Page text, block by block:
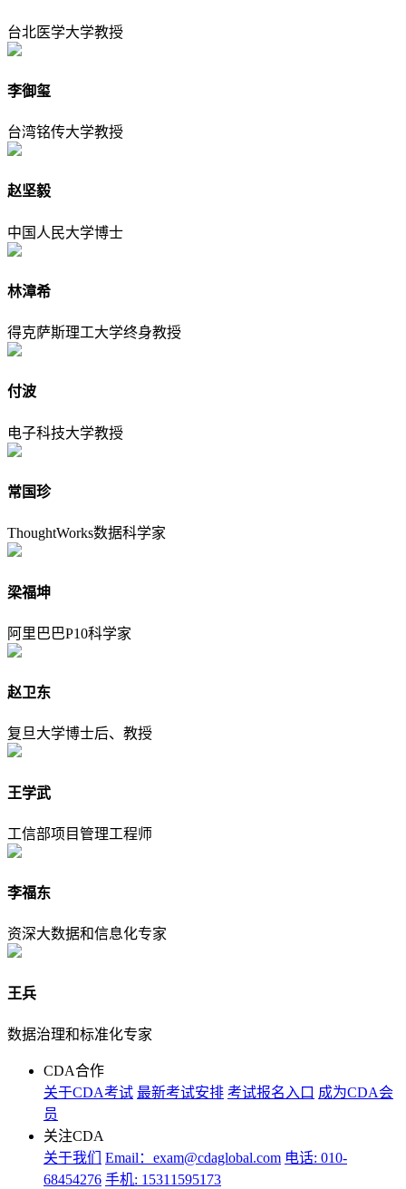
台北医学大学教授
李御玺
台湾铭传大学教授
赵坚毅
中国人民大学博士
林漳希
得克萨斯理工大学终身教授
付波
电子科技大学教授
常国珍
ThoughtWorks数据科学家
梁福坤
阿里巴巴P10科学家
赵卫东
复旦大学博士后、教授
王学武
工信部项目管理工程师
李福东
资深大数据和信息化专家
王兵
数据治理和标准化专家
CDA合作
关于CDA考试 最新考试安排 考试报名入口 成为CDA会
员
关注CDA
关于我们
Email：exam@cdaglobal.com 电话: 010-
68454276 手机: 15311595173